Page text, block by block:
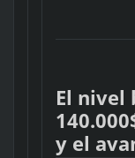
El nivel
y el